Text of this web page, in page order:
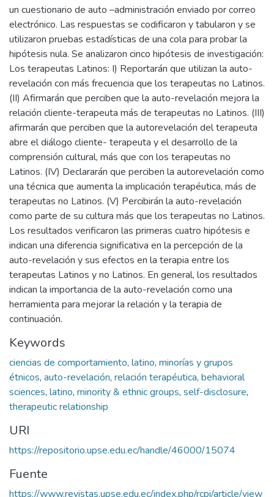
un cuestionario de auto –administración enviado por correo
electrónico. Las respuestas se codificaron y tabularon y se
utilizaron pruebas estadísticas de una cola para probar la
hipótesis nula. Se analizaron cinco hipótesis de investigación:
Los terapeutas Latinos: I) Reportarán que utilizan la auto-
revelación con más frecuencia que los terapeutas no Latinos.
(II) Afirmarán que perciben que la auto-revelación mejora la
relación cliente-terapeuta más de terapeutas no Latinos. (III)
afirmarán que perciben que la autorevelación del terapeuta
abre el diálogo cliente- terapeuta y el desarrollo de la
comprensión cultural, más que con los terapeutas no
Latinos. (IV) Declararán que perciben la autorevelación como
una técnica que aumenta la implicación terapéutica, más de
terapeutas no Latinos. (V) Percibirán la auto-revelación
como parte de su cultura más que los terapeutas no Latinos.
Los resultados verificaron las primeras cuatro hipótesis e
indican una diferencia significativa en la percepción de la
auto-revelación y sus efectos en la terapia entre los
terapeutas Latinos y no Latinos. En general, los resultados
indican la importancia de la auto-revelación como una
herramienta para mejorar la relación y la terapia de
continuación.
Keywords
ciencias de comportamiento, latino, minorías y grupos
étnicos, auto-revelación, relación terapéutica, behavioral
sciences, latino, minority & ethnic groups, self-disclosure,
therapeutic relationship
URI
https://repositorio.upse.edu.ec/handle/46000/15074
Fuente
https://www.revistas.upse.edu.ec/index.php/rcpi/article/view